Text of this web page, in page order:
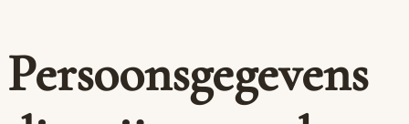
Persoonsgegevens